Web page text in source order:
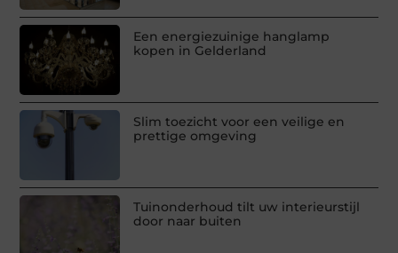
Een energiezuinige hanglamp
kopen in Gelderland
Slim toezicht voor een veilige en
prettige omgeving
Tuinonderhoud tilt uw interieurstijl
door naar buiten